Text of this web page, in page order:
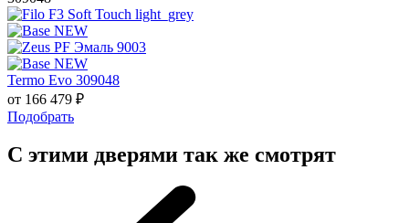
Termo Evo 309048
от 166 479 ₽
Подобрать
С этими дверями так же смотрят